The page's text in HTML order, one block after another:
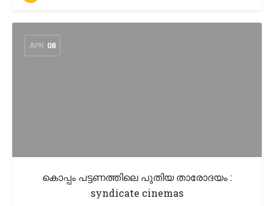
APR 08
കൊപ്പം പട്ടണത്തിലെ പുതിയ താരോദയം :
syndicate cinemas